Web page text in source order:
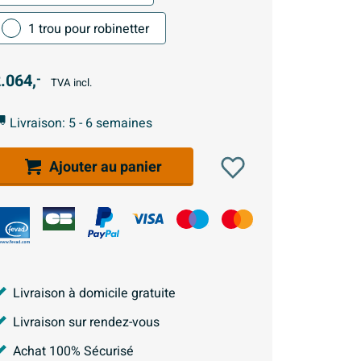
1 trou pour robinetter
- TVA incl.
Livraison: 5 - 6 semaines
Ajouter au panier
Livraison à domicile gratuite
Livraison sur rendez-vous
Achat 100% Sécurisé